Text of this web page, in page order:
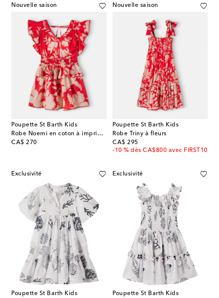
Nouvelle saison
Poupette St Barth Kids
Robe Noemi en coton à imprimé floral
CA$ 270
original price
Nouvelle saison
Poupette St Barth Kids
Robe Triny à fleurs
CA$ 295
original price
-10 % dès CA$800 avec FIRST10
Exclusivité
Poupette St Barth Kids
Exclusivité
Poupette St Barth Kids